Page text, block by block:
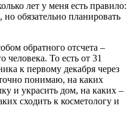
лет у меня есть правило:
обязательно планировать
обратного отсчета –
человека. То есть от 31
к первому декабря через
понимаю, на каких
и украсить дом, на каких –
сходить к косметологу и